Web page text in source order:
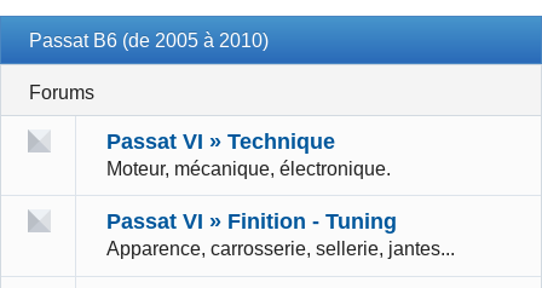
Passat B6 (de 2005 à 2010)
Forums
Passat VI » Technique
Moteur, mécanique, électronique.
Passat VI » Finition - Tuning
Apparence, carrosserie, sellerie, jantes...